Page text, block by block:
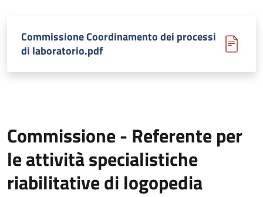
Commissione Coordinamento dei processi
di laboratorio.pdf
Commissione - Referente per
le attività specialistiche
riabilitative di logopedia